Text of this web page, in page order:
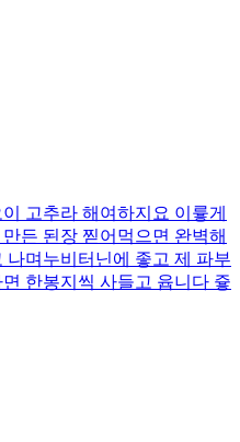
고추라 해여하지요 이륳게
든 된장 찓어먹으면 완벽해
나며누비터닌에 좋고 제 파부
한봉지씩 사들고 윱니다 즇